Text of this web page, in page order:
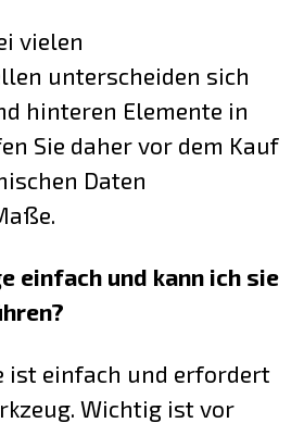
vielen
unterscheiden sich
hinteren Elemente in
Sie daher vor dem Kauf
Daten
einfach und kann ich sie
ist einfach und erfordert
Wichtig ist vor